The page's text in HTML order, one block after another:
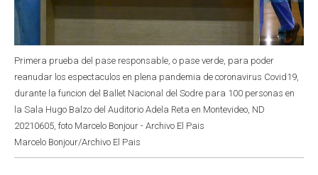
Primera prueba del pase responsable, o pase verde, para poder
reanudar los espectaculos en plena pandemia de coronavirus Covid19,
durante la funcion del Ballet Nacional del Sodre para 100 personas en
la Sala Hugo Balzo del Auditorio Adela Reta en Montevideo, ND
20210605, foto Marcelo Bonjour - Archivo El Pais
Marcelo Bonjour/Archivo El Pais